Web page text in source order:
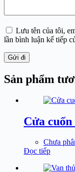
Lưu tên của tôi,
lần bình luận kế tiếp
Gửi đi
Sản phẩm
Cửa
Chưa
Đọc tiếp